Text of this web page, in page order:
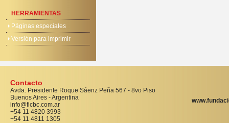
HERRAMIENTAS
Páginas especiales
Versión para imprimir
Contacto
Avda. Presidente Roque Sáenz Peña 567 - 8vo Piso
Buenos Aires - Argentina
info@ficbc.com.ar
+54 11 4820 3993
+54 11 4811 1305